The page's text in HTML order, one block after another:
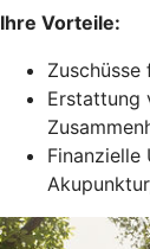
Ihre Vorteile:
Zuschüsse
Erstattung
Finanzielle